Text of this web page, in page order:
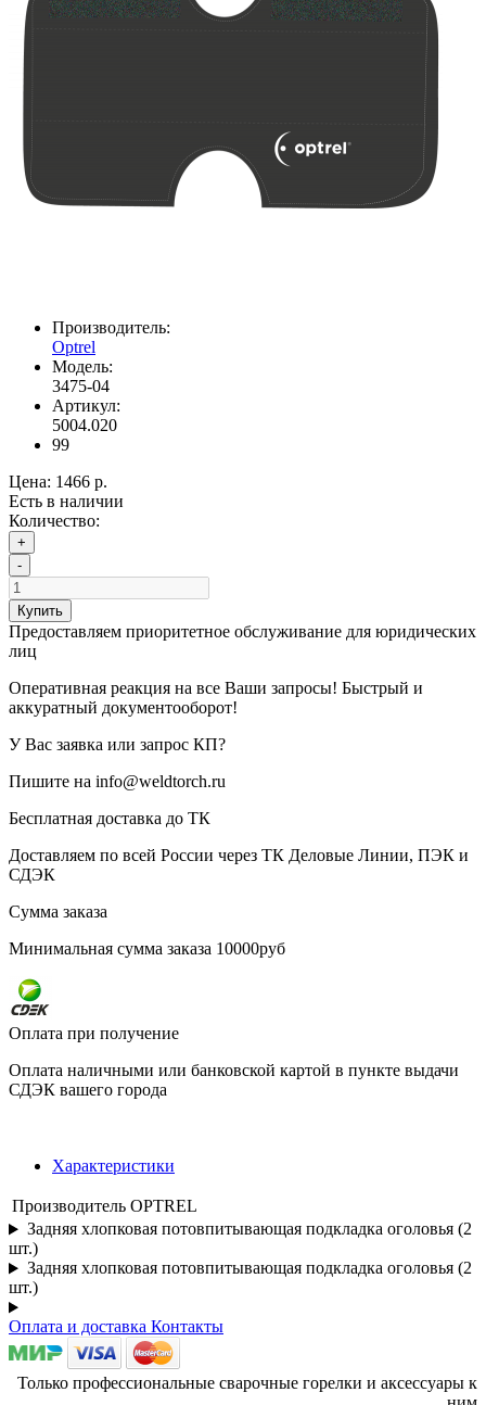
Производитель:
Optrel
Модель:
3475-04
Артикул:
5004.020
99
Цена: 1466 р.
Есть в наличии
Количество:
+
-
Купить
Предоставляем приоритетное обслуживание для юридических
лиц
Оперативная реакция на все Ваши запросы! Быстрый и
аккуратный документооборот!
У Вас заявка или запрос КП?
Пишите на info@weldtorch.ru
Бесплатная доставка до ТК
Доставляем по всей России через ТК Деловые Линии, ПЭК и
СДЭК
Сумма заказа
Минимальная сумма заказа 10000руб
Оплата при получение
Оплата наличными или банковской картой в пункте выдачи
СДЭК вашего города
Характеристики
Производитель OPTREL
Задняя хлопковая потовпитывающая подкладка оголовья (2
шт.)
Задняя хлопковая потовпитывающая подкладка оголовья (2
шт.)
Оплата и доставка Контакты
Только профессиональные сварочные горелки и аксессуары к